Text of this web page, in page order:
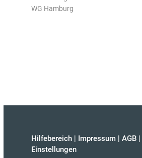
WG Hamburg
Hilfebereich | Impressum | AGB |
Einstellungen